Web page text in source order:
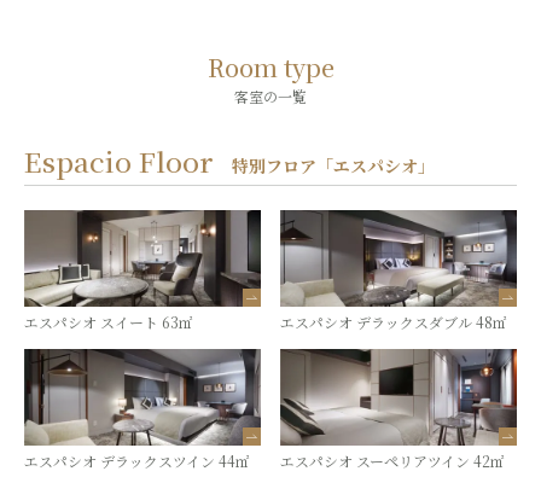
Room type
客室の一覧
Espacio Floor 特別フロア「エスパシオ」
エスパシオ スイート 63㎡ エスパシオ デラックスダブル 48㎡
エスパシオ デラックスツイン 44㎡ エスパシオ スーペリアツイン 42㎡